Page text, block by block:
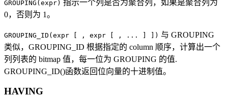
GROUPING(expr) 指示一个列是否为聚合列，如果是聚合列为
0，否则为 1。
GROUPING_ID(expr [ , expr [ , ... ] ]) 与 GROUPING
类似，GROUPING_ID 根据指定的 column 顺序，计算出一个
列列表的 bitmap 值，每一位为 GROUPING 的值.
GROUPING_ID()函数返回位向量的十进制值。
HAVING